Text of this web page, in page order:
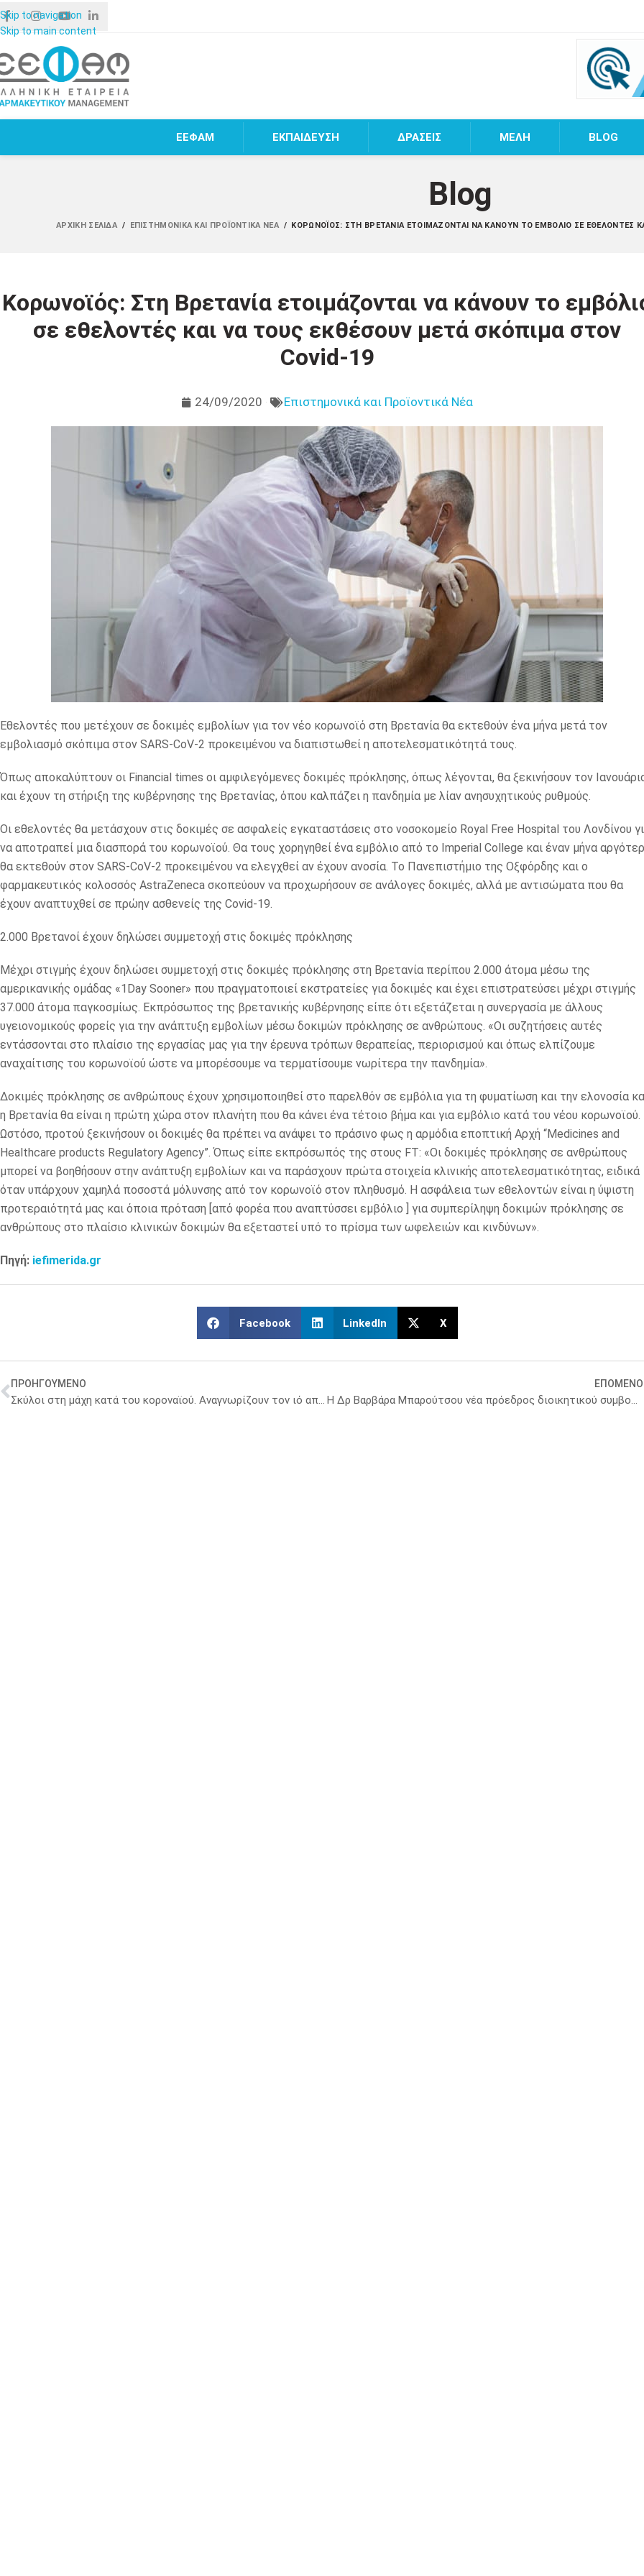
Skip to navigation
Skip to main content
ΕΕΦΑΜ ΕΚΠΑΙΔΕΥΣΗ ΔΡΑΣΕΙΣ MEΛΗ BLOG
Blog
ΑΡΧΙΚΉ ΣΕΛΊΔΑ / ΕΠΙΣΤΗΜΟΝΙΚΆ ΚΑΙ ΠΡΟΪΟΝΤΙΚΆ ΝΈΑ / ΚΟΡΩΝΟΪΌΣ: ΣΤΗ ΒΡΕΤΑΝΊΑ ΕΤΟΙΜΆΖΟΝΤΑΙ ΝΑ ΚΆΝΟΥΝ ΤΟ ΕΜΒΌΛΙΟ ΣΕ ΕΘΕΛΟΝΤΈΣ
Κορωνοϊός: Στη Βρετανία ετοιμάζονται να κάνουν το
σε εθελοντές και να τους εκθέσουν μετά σκόπιμα στον
Covid-19
24/09/2020 Επιστημονικά και Προϊοντικά Νέα
Εθελοντές που μετέχουν σε δοκιμές εμβολίων για τον νέο κορωνοϊό στη Βρετανία θα εκτεθούν ένα μήνα μετά τον
εμβολιασμό σκόπιμα στον SARS-CoV-2 προκειμένου να διαπιστωθεί η αποτελεσματικότητά τους.
Όπως αποκαλύπτουν οι Financial times οι αμφιλεγόμενες δοκιμές πρόκλησης, όπως λέγονται, θα ξεκινήσουν τον
και έχουν τη στήριξη της κυβέρνησης της Βρετανίας, όπου καλπάζει η πανδημία με λίαν ανησυχητικούς ρυθμούς.
Οι εθελοντές θα μετάσχουν στις δοκιμές σε ασφαλείς εγκαταστάσεις στο νοσοκομείο Royal Free Hospital του Λονδίνου
να αποτραπεί μια διασπορά του κορωνοϊού. Θα τους χορηγηθεί ένα εμβόλιο από το Imperial College και έναν μήνα
θα εκτεθούν στον SARS-CoV-2 προκειμένου να ελεγχθεί αν έχουν ανοσία. Το Πανεπιστήμιο της Οξφόρδης και ο
φαρμακευτικός κολοσσός AstraZeneca σκοπεύουν να προχωρήσουν σε ανάλογες δοκιμές, αλλά με αντισώματα που θα
έχουν αναπτυχθεί σε πρώην ασθενείς της Covid-19.
2.000 Βρετανοί έχουν δηλώσει συμμετοχή στις δοκιμές πρόκλησης
Μέχρι στιγμής έχουν δηλώσει συμμετοχή στις δοκιμές πρόκλησης στη Βρετανία περίπου 2.000 άτομα μέσω της
αμερικανικής ομάδας «1Day Sooner» που πραγματοποιεί εκστρατείες για δοκιμές και έχει επιστρατεύσει μέχρι στιγμής
37.000 άτομα παγκοσμίως. Εκπρόσωπος της βρετανικής κυβέρνησης είπε ότι εξετάζεται η συνεργασία με άλλους
υγειονομικούς φορείς για την ανάπτυξη εμβολίων μέσω δοκιμών πρόκλησης σε ανθρώπους. «Οι συζητήσεις αυτές
εντάσσονται στο πλαίσιο της εργασίας μας για την έρευνα τρόπων θεραπείας, περιορισμού και όπως ελπίζουμε
αναχαίτισης του κορωνοϊού ώστε να μπορέσουμε να τερματίσουμε νωρίτερα την πανδημία».
Δοκιμές πρόκλησης σε ανθρώπους έχουν χρησιμοποιηθεί στο παρελθόν σε εμβόλια για τη φυματίωση και την ελονοσία
η Βρετανία θα είναι η πρώτη χώρα στον πλανήτη που θα κάνει ένα τέτοιο βήμα και για εμβόλιο κατά του νέου κορωνοϊού.
Ωστόσο, προτού ξεκινήσουν οι δοκιμές θα πρέπει να ανάψει το πράσινο φως η αρμόδια εποπτική Αρχή “Medicines and
Healthcare products Regulatory Agency”. Όπως είπε εκπρόσωπός της στους FT: «Οι δοκιμές πρόκλησης σε ανθρώπους
μπορεί να βοηθήσουν στην ανάπτυξη εμβολίων και να παράσχουν πρώτα στοιχεία κλινικής αποτελεσματικότητας, ειδικά
όταν υπάρχουν χαμηλά ποσοστά μόλυνσης από τον κορωνοϊό στον πληθυσμό. Η ασφάλεια των εθελοντών είναι η ύψιστη
προτεραιότητά μας και όποια πρόταση [από φορέα που αναπτύσσει εμβόλιο ] για συμπερίληψη δοκιμών πρόκλησης σε
ανθρώπους στο πλαίσιο κλινικών δοκιμών θα εξεταστεί υπό το πρίσμα των ωφελειών και κινδύνων».
Πηγή: iefimerida.gr
Facebook LinkedIn X
ΠΡΟΗΓΟΥΜΕΝΟ
Σκύλοι στη μάχη κατά του κοροναϊού. Αναγνωρίζουν τον ιό από τη μυρωδιά, με μεγαλύτερη ακρίβεια από τα τεστ
ΕΠΟΜΕΝΟ
Η Δρ Βαρβάρα Μπαρούτσου νέα πρόεδρος διοικητικού συμβουλίου IFAPP